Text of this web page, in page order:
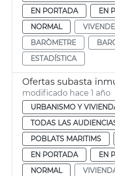
EN PORTADA
EN
NORMAL
BARÒMETRE
ESTADÍSTICA
modificado hace 1 año
URBANISMO Y
TODAS LAS
POBLATS MARITIMS
EN PORTADA
EN
NORMAL